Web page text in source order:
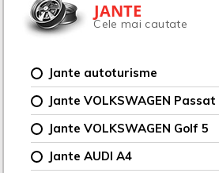
JANTE
Cele mai cautate
Jante autoturisme
Jante VOLKSWAGEN Passat
Jante VOLKSWAGEN Golf 5
Jante AUDI A4